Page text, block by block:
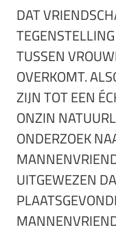
DAT
TUSSEN
OVERKOMT.
ZIJN TOT EEN
ONZIN
ONDERZOEK
UITGEWEZEN